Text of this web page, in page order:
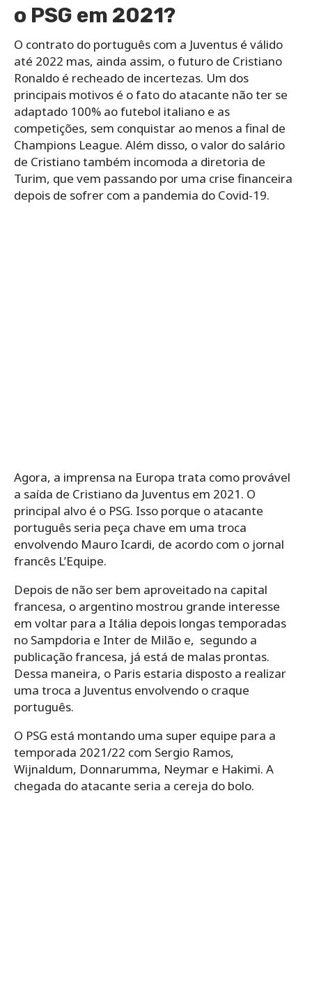
o PSG em 2021?
O contrato do português com a Juventus é válido
até 2022 mas, ainda assim, o futuro de Cristiano
Ronaldo é recheado de incertezas. Um dos
principais motivos é o fato do atacante não ter se
adaptado 100% ao futebol italiano e as
competições, sem conquistar ao menos a final de
Champions League. Além disso, o valor do salário
de Cristiano também incomoda a diretoria de
Turim, que vem passando por uma crise financeira
depois de sofrer com a pandemia do Covid-19.
Agora, a imprensa na Europa trata como provável
a saída de Cristiano da Juventus em 2021. O
principal alvo é o PSG. Isso porque o atacante
português seria peça chave em uma troca
envolvendo Mauro Icardi, de acordo com o jornal
francês L’Equipe.
Depois de não ser bem aproveitado na capital
francesa, o argentino mostrou grande interesse
em voltar para a Itália depois longas temporadas
no Sampdoria e Inter de Milão e, segundo a
publicação francesa, já está de malas prontas.
Dessa maneira, o Paris estaria disposto a realizar
uma troca a Juventus envolvendo o craque
português.
O PSG está montando uma super equipe para a
temporada 2021/22 com Sergio Ramos,
Wijnaldum, Donnarumma, Neymar e Hakimi. A
chegada do atacante seria a cereja do bolo.